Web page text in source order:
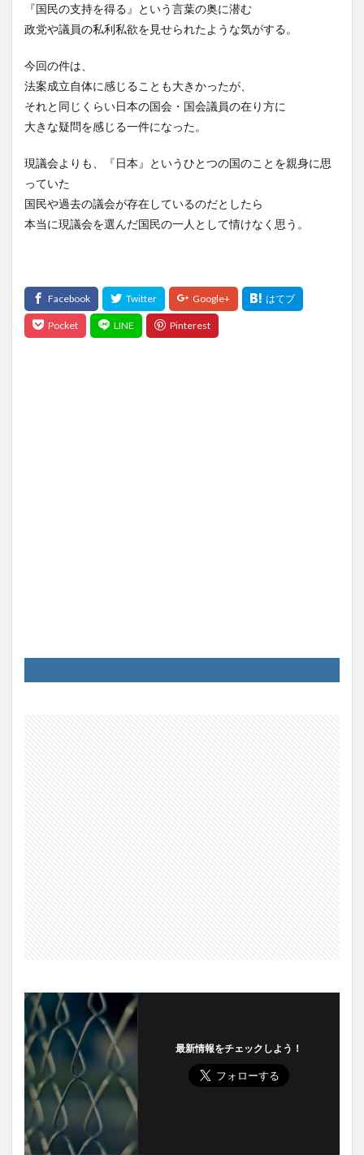
『国民の支持を得る』という言葉の奥に潜む
政党や議員の私利私欲を見せられたような気がする。
今回の件は、
法案成立自体に感じることも大きかったが、
それと同じくらい日本の国会・国会議員の在り方に
大きな疑問を感じる一件になった。
現議会よりも、『日本』というひとつの国のことを親身に思
っていた
国民や過去の議会が存在しているのだとしたら
本当に現議会を選んだ国民の一人として情けなく思う。
最新情報をチェックしよう！